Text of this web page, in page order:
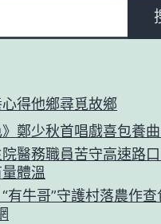
得他鄉尋覓故鄉
》鄭少秋首唱戲喜包養
醫務職員苦守高速路
體溫
有牛哥”守護村落農作